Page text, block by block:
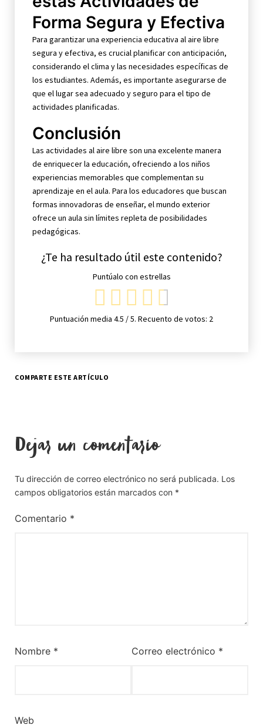
Forma Segura y Efectiva
Para garantizar una experiencia educativa al aire libre
segura y efectiva, es crucial planificar con anticipación,
considerando el clima y las necesidades específicas de
los estudiantes. Además, es importante asegurarse de
que el lugar sea adecuado y seguro para el tipo de
actividades planificadas.
Conclusión
Las actividades al aire libre son una excelente manera
de enriquecer la educación, ofreciendo a los niños
experiencias memorables que complementan su
aprendizaje en el aula. Para los educadores que buscan
formas innovadoras de enseñar, el mundo exterior
ofrece un aula sin límites repleta de posibilidades
pedagógicas.
¿Te ha resultado útil este contenido?
Puntúalo con estrellas
Puntuación media 4.5 / 5. Recuento de votos: 2
COMPARTE ESTE ARTÍCULO
Dejar un comentario
Tu dirección de correo electrónico no será publicada. Los
campos obligatorios están marcados con *
Comentario *
Nombre * Correo electrónico *
Web